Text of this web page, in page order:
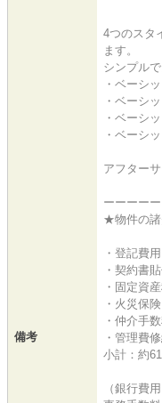
備考
4つのスタ
ます。
シンプル
・ベーシ
・ベーシ
・ベーシ
・ベーシ
アフター
ーーーー
★物件の
・登記費
・契約書
・固定資
・火災保
・仲介手
・管理費
小計：約
（銀行費用